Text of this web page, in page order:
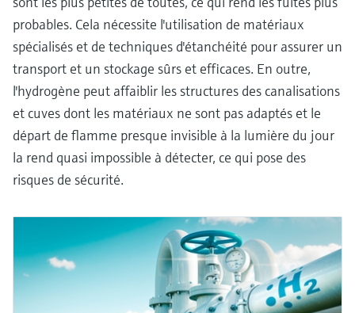
probables. Cela nécessite l'utilisation de matériaux
spécialisés et de techniques d'étanchéité pour assurer un
transport et un stockage sûrs et efficaces. En outre,
l'hydrogène peut affaiblir les structures des canalisations
et cuves dont les matériaux ne sont pas adaptés et le
départ de flamme presque invisible à la lumière du jour
la rend quasi impossible à détecter, ce qui pose des
risques de sécurité.